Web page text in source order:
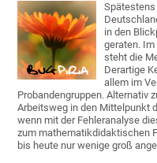
in den
geraten.
steht die
Derartige
allem im
Probandengruppen. Alternativ
Arbeitsweg in den Mittelpunkt
wenn mit der Fehleranalyse
zum mathematikdidaktischen
bis heute nur wenige groß